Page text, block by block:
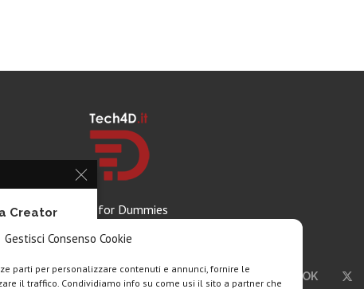
Gestisci Consenso Cookie
parti per personalizzare contenuti e annunci, fornire le
il traffico. Condividiamo info su come usi il sito a partner che
Tech for Dummies
FACEBOOK
Creator